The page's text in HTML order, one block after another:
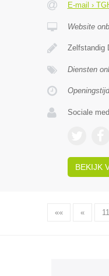
E-mail ›
Website
Zelfstandig
Diensten
Sociale
BEKIJK
«« « 11